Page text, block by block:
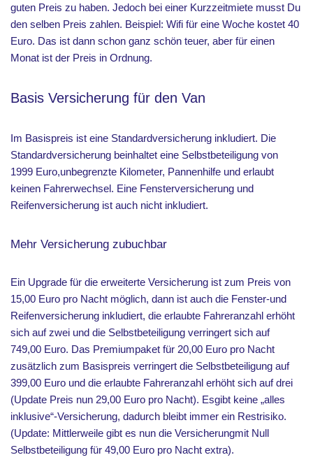
guten Preis zu haben. Jedoch bei einer Kurzzeitmiete musst Du
den selben Preis zahlen. Beispiel: Wifi für eine Woche kostet 40
Euro. Das ist dann schon ganz schön teuer, aber für einen
Monat ist der Preis in Ordnung.
Basis Versicherung für den Van
Im Basispreis ist eine Standardversicherung inkludiert. Die
Standardversicherung beinhaltet eine Selbstbeteiligung von
1999 Euro,unbegrenzte Kilometer, Pannenhilfe und erlaubt
keinen Fahrerwechsel. Eine Fensterversicherung und
Reifenversicherung ist auch nicht inkludiert.
Mehr Versicherung zubuchbar
Ein Upgrade für die erweiterte Versicherung ist zum Preis von
15,00 Euro pro Nacht möglich, dann ist auch die Fenster-und
Reifenversicherung inkludiert, die erlaubte Fahreranzahl erhöht
sich auf zwei und die Selbstbeteiligung verringert sich auf
749,00 Euro. Das Premiumpaket für 20,00 Euro pro Nacht
zusätzlich zum Basispreis verringert die Selbstbeteiligung auf
399,00 Euro und die erlaubte Fahreranzahl erhöht sich auf drei
(Update Preis nun 29,00 Euro pro Nacht). Esgibt keine „alles
inklusive“-Versicherung, dadurch bleibt immer ein Restrisiko.
(Update: Mittlerweile gibt es nun die Versicherungmit Null
Selbstbeteiligung für 49,00 Euro pro Nacht extra).